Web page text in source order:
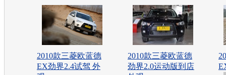
2010款三菱欧蓝德
EX劲界2.4试驾 外
2010款三菱欧蓝德
劲界2.0运动版到店